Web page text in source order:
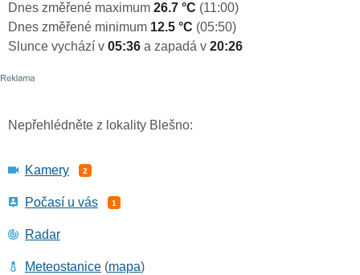
Dnes změřené maximum 26.7 °C (11:00)
Dnes změřené minimum 12.5 °C (05:50)
Slunce vychází v 05:36 a zapadá v 20:26
Nepřehlédněte z lokality Blešno:
Kamery 2
Počasí u vás 1
Radar
Meteostanice (mapa)